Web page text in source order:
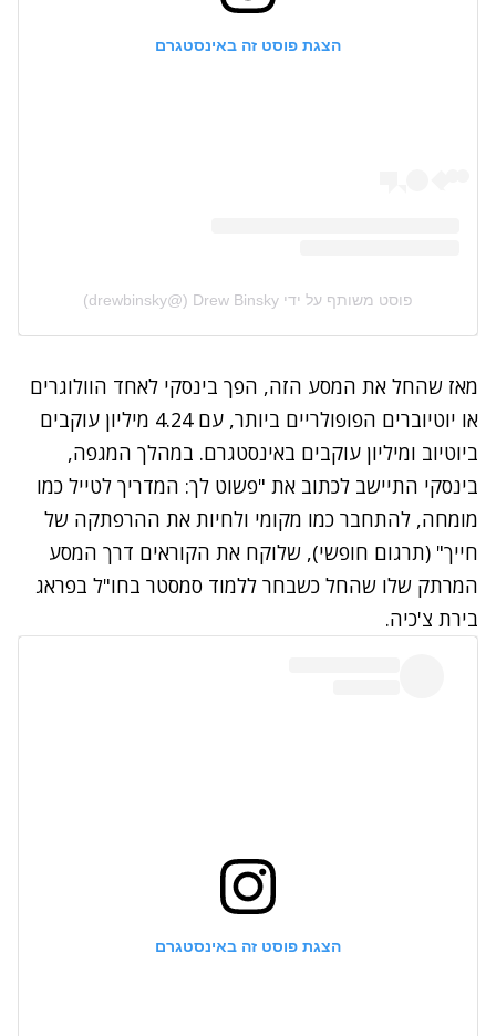
הצגת פוסט זה באינסטגרם
פוסט משותף על ידי ‏‎Drew Binsky‎‏ (@‏‎drewbinsky‎‏)
מאז שהחל את המסע הזה, הפך בינסקי לאחד הוולוגרים
או יוטיוברים הפופולריים ביותר, עם 4.24 מיליון עוקבים
ביוטיוב ומיליון עוקבים באינסטגרם. במהלך המגפה,
בינסקי התיישב לכתוב את "פשוט לך: המדריך לטייל כמו
מומחה, להתחבר כמו מקומי ולחיות את ההרפתקה של
חייך" (תרגום חופשי), שלוקח את הקוראים דרך המסע
המרתק שלו שהחל כשבחר ללמוד סמסטר בחו"ל בפראג
בירת צ'כיה.
הצגת פוסט זה באינסטגרם